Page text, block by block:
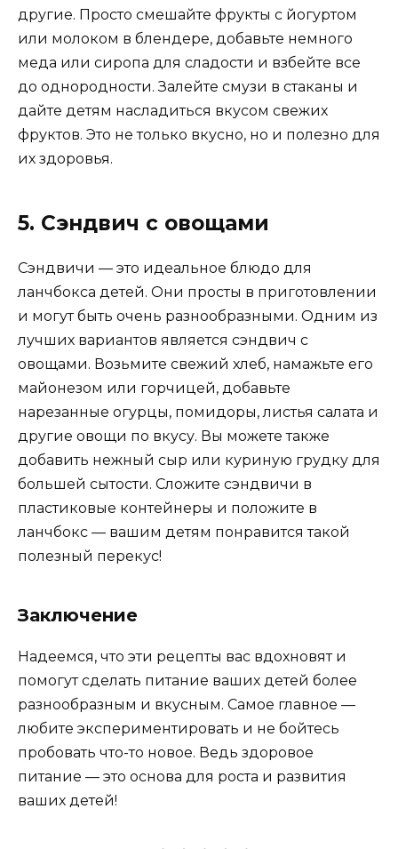
другие. Просто смешайте фрукты с йогуртом
или молоком в блендере, добавьте немного
меда или сиропа для сладости и взбейте все
до однородности. Залейте смузи в стаканы и
дайте детям насладиться вкусом свежих
фруктов. Это не только вкусно, но и полезно для
их здоровья.
5. Сэндвич с овощами
Сэндвичи — это идеальное блюдо для
ланчбокса детей. Они просты в приготовлении
и могут быть очень разнообразными. Одним из
лучших вариантов является сэндвич с
овощами. Возьмите свежий хлеб, намажьте его
майонезом или горчицей, добавьте
нарезанные огурцы, помидоры, листья салата и
другие овощи по вкусу. Вы можете также
добавить нежный сыр или куриную грудку для
большей сытости. Сложите сэндвичи в
пластиковые контейнеры и положите в
ланчбокс — вашим детям понравится такой
полезный перекус!
Заключение
Надеемся, что эти рецепты вас вдохновят и
помогут сделать питание ваших детей более
разнообразным и вкусным. Самое главное —
любите экспериментировать и не бойтесь
пробовать что-то новое. Ведь здоровое
питание — это основа для роста и развития
ваших детей!